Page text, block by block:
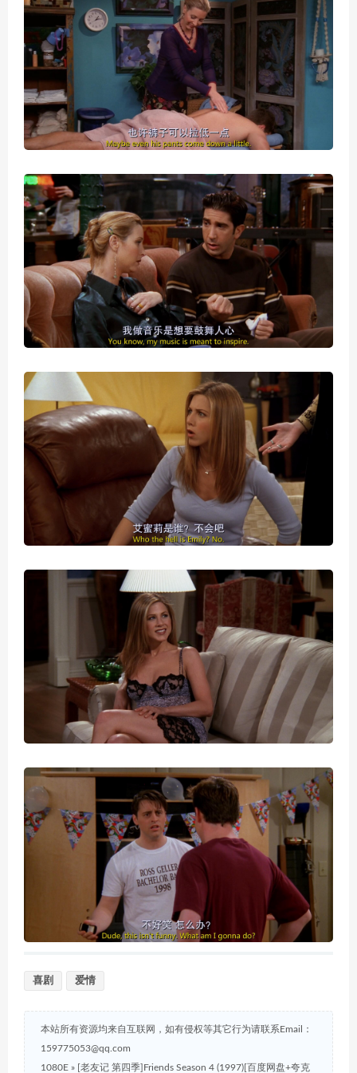
喜剧 爱情
本站所有资源均来自互联网，如有侵权等其它行为请联系Email：
159775053@qq.com
1080E » [老友记 第四季]Friends Season 4 (1997)[百度网盘+夸克